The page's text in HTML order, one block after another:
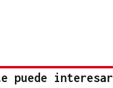
puede interesar